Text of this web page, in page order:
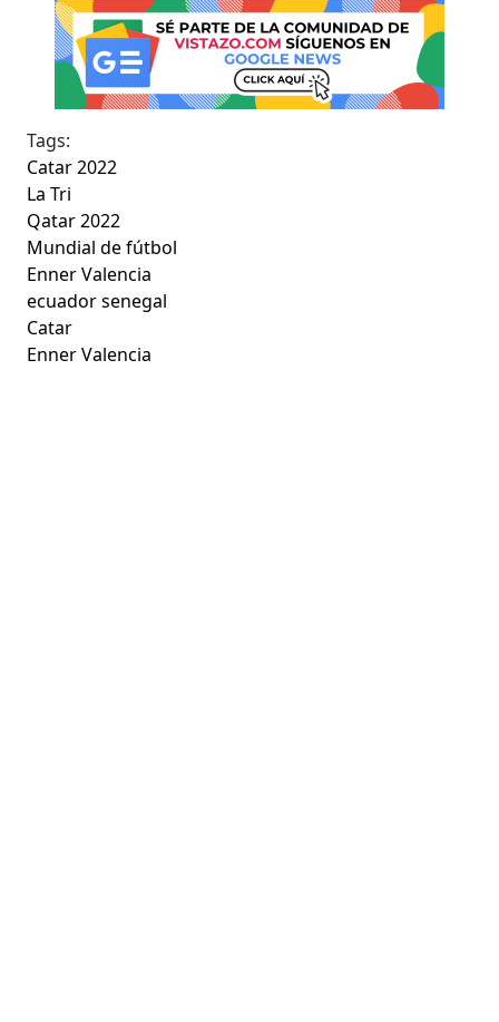
Tags:
Catar 2022
La Tri
Qatar 2022
Mundial de fútbol
Enner Valencia
ecuador senegal
Catar
Enner Valencia